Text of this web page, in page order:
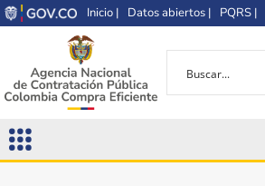
Inicio | Datos abiertos | PQRS |